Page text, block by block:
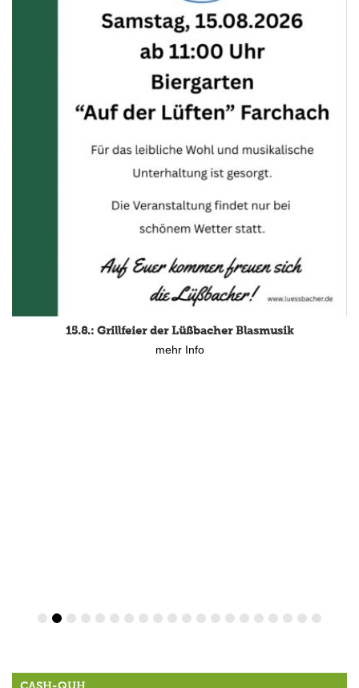
15.8.: Grillfeier der Lüßbacher Blasmusik
mehr Info